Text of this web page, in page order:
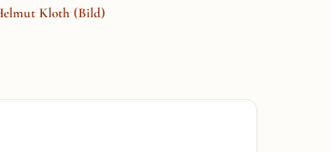
Kloth (Bild)